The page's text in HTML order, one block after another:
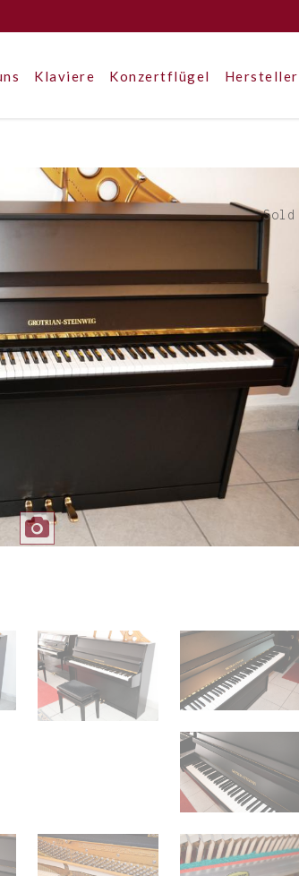
Klaviere Konzertflügel Hersteller
Sold